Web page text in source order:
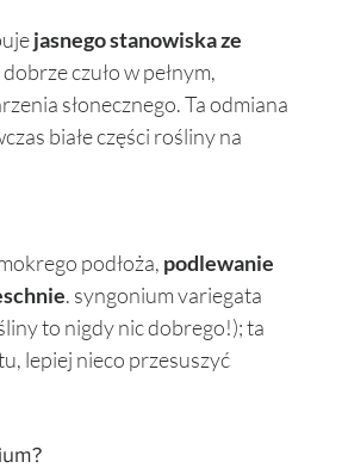
jasnego stanowiska ze
czuło w pełnym,
słonecznego. Ta odmiana
białe części rośliny na
podłoża, podlewanie
. syngonium variegata
to nigdy nic dobrego!); ta
lepiej nieco przesuszyć